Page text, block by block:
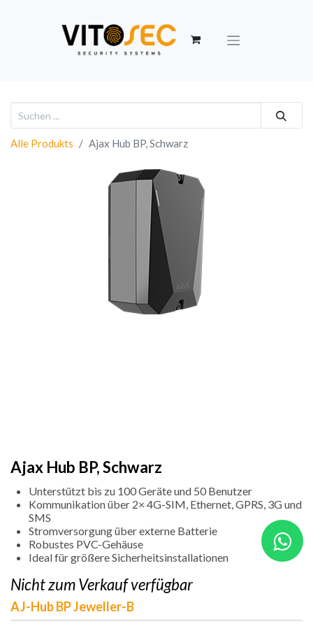
Alle Produkts Ajax Hub BP, Schwarz
Ajax Hub BP, Schwarz
Unterstützt bis zu 100 Geräte und 50 Benutzer
Kommunikation über 2× 4G-SIM, Ethernet, GPRS, 3G und
SMS
Stromversorgung über externe Batterie
Robustes PVC-Gehäuse
Ideal für größere Sicherheitsinstallationen
Nicht zum Verkauf verfügbar
AJ-Hub BP Jeweller-B